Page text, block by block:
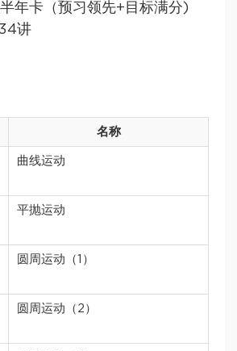
年卡（预习领先+目标满分)
讲
名称
曲线运动
平抛运动
圆周运动（1）
圆周运动（2）